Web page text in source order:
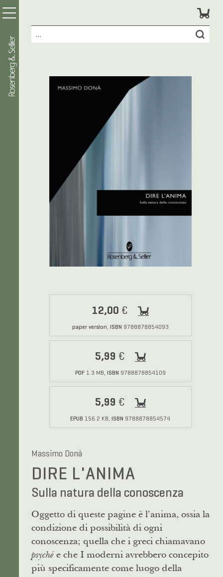
12,00 €
paper version, ISBN 9788878854093
5,99 €
PDF1.3 MB, ISBN 9788878854109
5,99 €
EPUB 156.2 KB,ISBN 9788878854574
Massimo Donà
DIRE L'ANIMA
Sulla natura della conoscenza
Oggetto di queste pagine è l’anima, ossia la
condizione di possibilità di ogni
conoscenza; quella che i greci chiamavano
psychée che I moderni avrebbero concepito
più specificamente come luogo della